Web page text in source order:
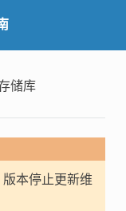
储库
本停止更新维